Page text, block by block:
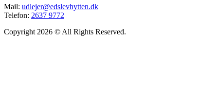
Mail: udlejer@edslevhytten.dk
Telefon: 2637 9772
Copyright 2026 © All Rights Reserved.